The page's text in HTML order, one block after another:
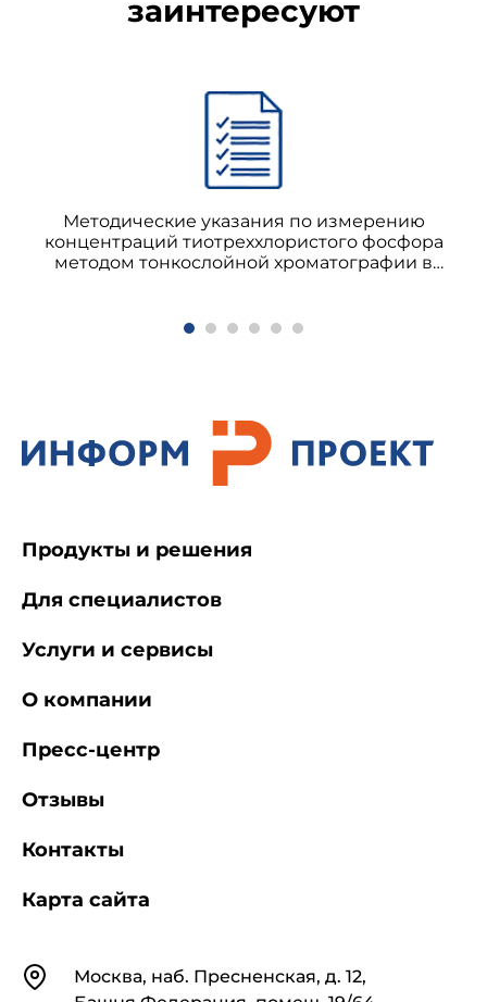
заинтересуют
Методические указания по измерению
концентраций тиотреххлористого фосфора
методом тонкослойной хроматографии в
КонтактыМосква, наб. Пресненская, д. 12,
Продукты и решения
Для специалистов
Услуги и сервисы
О компании
Пресс-центр
Отзывы
Контакты
Карта сайта